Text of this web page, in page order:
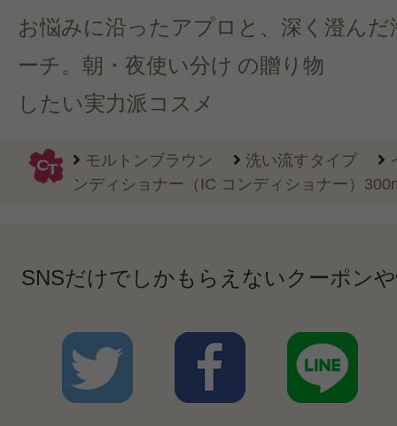
お悩みに沿ったアプロ
ーチ。朝・夜使い分け
したい実力派コスメ
と、深く澄んだ
の贈り物
モルトンブラウン 洗い流すタイプ
ンディショナー（IC コンディショナー）
SNSだけでしかもらえないクーポン